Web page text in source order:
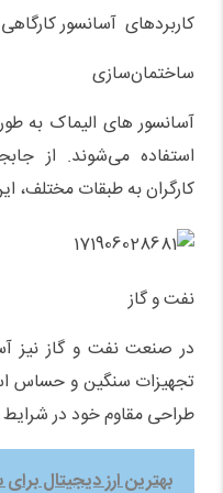
کاربردهای آسانسور
ساختمان‌سازی
آسانسور های الیماک به
استفاده می‌شوند. از
کارگران به طبقات مختلف،
نفت و گاز
در صنعت نفت و گاز نیز
تجهیزات سنگین و حساس
طراحی مقاوم خود در
بهترین ارز دیجیتال برای